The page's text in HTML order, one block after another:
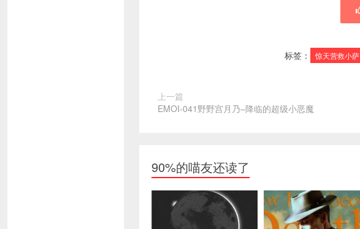
标签： 惊天营救小萨
上一篇
EMOI-041野野宫月乃–降临的超级小恶魔
90%的喵友还读了